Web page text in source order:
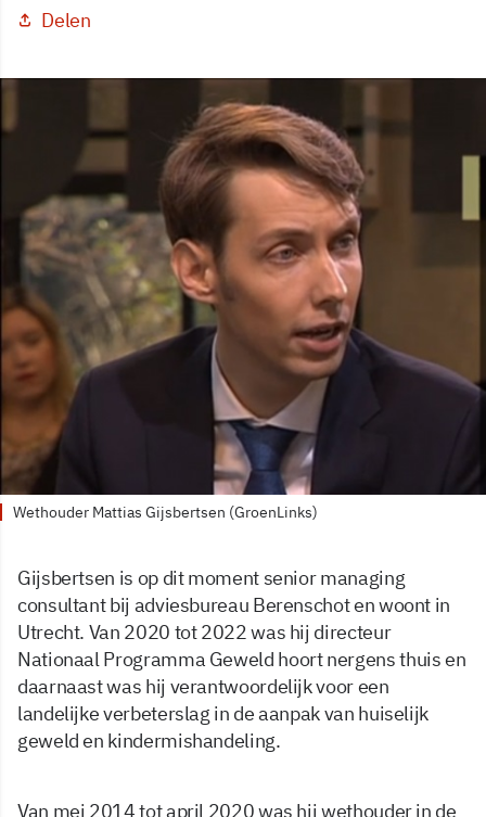
Delen
Wethouder Mattias Gijsbertsen (GroenLinks)
Gijsbertsen is op dit moment senior managing
consultant bij adviesbureau Berenschot en woont in
Utrecht. Van 2020 tot 2022 was hij directeur
Nationaal Programma Geweld hoort nergens thuis en
daarnaast was hij verantwoordelijk voor een
landelijke verbeterslag in de aanpak van huiselijk
geweld en kindermishandeling.
Van mei 2014 tot april 2020 was hij wethouder in de